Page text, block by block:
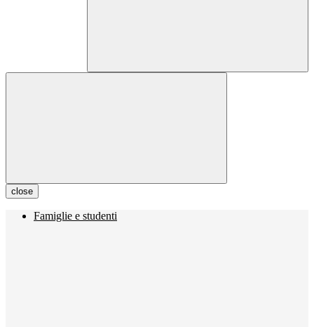
close
Famiglie e studenti